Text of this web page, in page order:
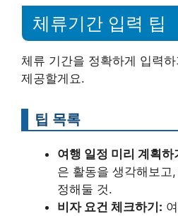
체류기간 입력 팁
체류 기간을 정확하게 입력
제공할게요.
팁 목록
여행 일정 미리 계획하
은 활동을 생각해보고
정해둘 것.
비자 요건 체크하기: